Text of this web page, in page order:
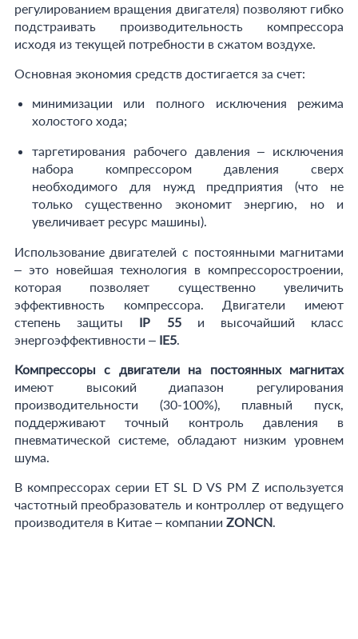
регулированием вращения двигателя) позволяют гибко
подстраивать производительность компрессора
исходя из текущей потребности в сжатом воздухе.
Основная экономия средств достигается за счет:
минимизации или полного исключения режима
холостого хода;
таргетирования рабочего давления – исключения
набора компрессором давления сверх
необходимого для нужд предприятия (что не
только существенно экономит энергию, но и
увеличивает ресурс машины).
Использование двигателей с постоянными магнитами
– это новейшая технология в компрессоростроении,
которая позволяет существенно увеличить
эффективность компрессора. Двигатели имеют
степень защиты IP 55и высочайший класс
энергоэффективности – IE5.
Компрессоры с двигатели на постоянных магнитах
имеют высокий диапазон регулирования
производительности (30-100%), плавный пуск,
поддерживают точный контроль давления в
пневматической системе, обладают низким уровнем
шума.
В компрессорах серии ET SL D VS PM Z используется
частотный преобразователь и контроллер от ведущего
производителя в Китае – компании ZONCN.